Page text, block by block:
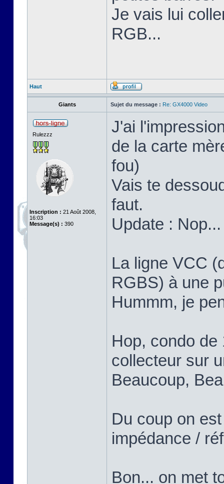
Je vais lui
RGB...
Haut
Giants Sujet du message : Re: GX4000 Video
Rulezzz
Inscription : 21 Août 2008,
16:03
Message(s) : 390
J'ai
de la carte
fou)
Vais te
faut.
Update :
La ligne VCC
RGBS) à une
Hummm, je
Hop, condo de
collecteur sur
Beaucoup,
Du coup on
impédance /
Bon... on met